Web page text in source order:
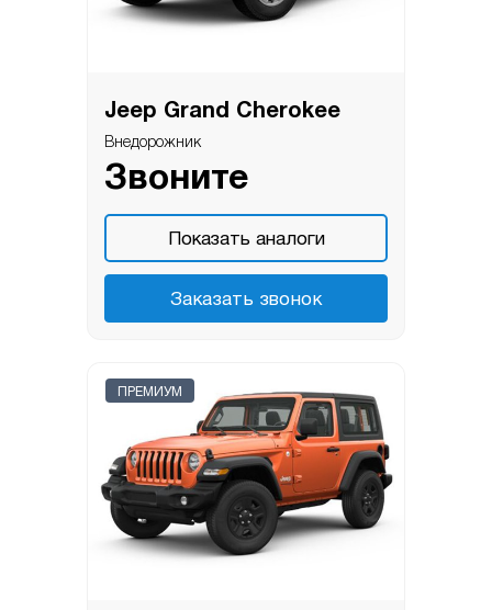
Jeep Grand Cherokee
Внедорожник
Звоните
Показать аналоги
Заказать звонок
ПРЕМИУМ